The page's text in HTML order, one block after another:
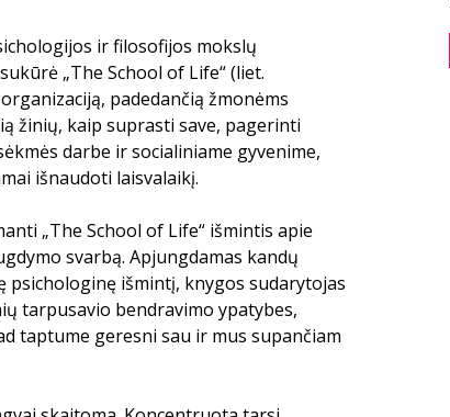
ir filosofijos mokslų
„The School of Life“ (liet.
padedančią žmonėms
žinių, kaip suprasti save, pagerinti
darbe ir socialiniame gyvenime,
išnaudoti laisvalaikį.
„The School of Life“ išmintis apie
svarbą. Apjungdamas kandų
išmintį, knygos sudarytojas
tarpusavio bendravimo ypatybes,
taptume geresni sau ir mus supančiam